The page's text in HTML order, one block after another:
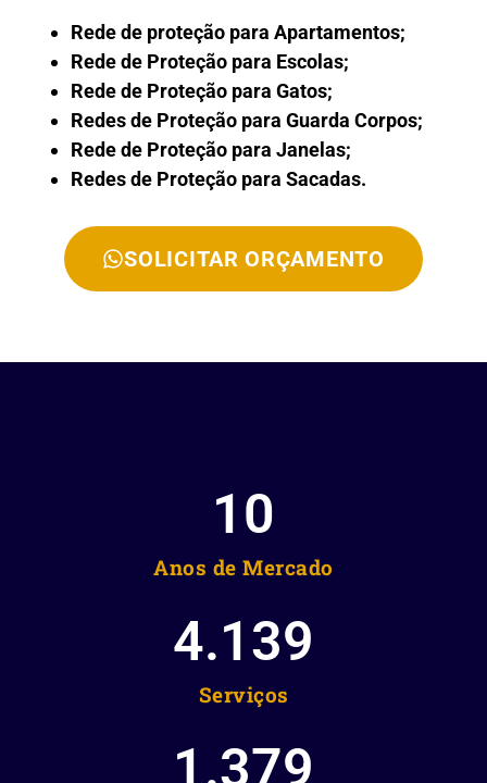
Rede de proteção para Apartamentos;
Rede de Proteção para Escolas;
Rede de Proteção para Gatos;
Redes de Proteção para Guarda Corpos;
Rede de Proteção para Janelas;
Redes de Proteção para Sacadas.
SOLICITAR ORÇAMENTO
Anos de Mercado
10
Serviços
4.139
1.379